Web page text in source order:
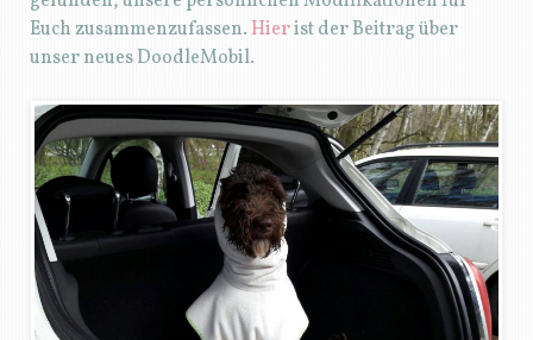
Euch zusammenzufassen. Hierist der Beitrag über
unser neues DoodleMobil.